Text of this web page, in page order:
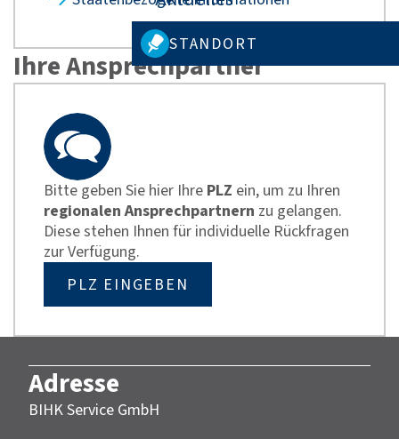
STANDORT
Ihre Ansprechpartner
Bitte geben Sie hier Ihre PLZ ein, um zu Ihren
regionalen Ansprechpartnern zu gelangen.
Diese stehen Ihnen für individuelle Rückfragen
zur Verfügung.
PLZ EINGEBEN
Adresse
BIHK Service GmbH